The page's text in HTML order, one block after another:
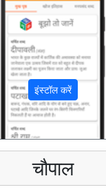
इंस्टॉल करें
चौपाल